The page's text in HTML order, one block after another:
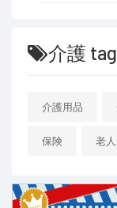
介護
介護用品
保険 老